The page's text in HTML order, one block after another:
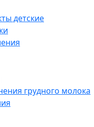
детские
грудного молока